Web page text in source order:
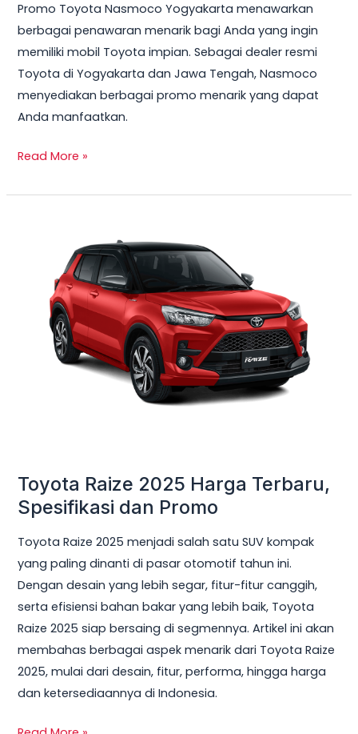
Promo Toyota Nasmoco Yogyakarta menawarkan
berbagai penawaran menarik bagi Anda yang ingin
memiliki mobil Toyota impian. Sebagai dealer resmi
Toyota di Yogyakarta dan Jawa Tengah, Nasmoco
menyediakan berbagai promo menarik yang dapat
Anda manfaatkan.
Read More »
Toyota Raize 2025 Harga Terbaru,
Spesifikasi dan Promo
Toyota Raize 2025 menjadi salah satu SUV kompak
yang paling dinanti di pasar otomotif tahun ini.
Dengan desain yang lebih segar, fitur-fitur canggih,
serta efisiensi bahan bakar yang lebih baik, Toyota
Raize 2025 siap bersaing di segmennya. Artikel ini akan
membahas berbagai aspek menarik dari Toyota Raize
2025, mulai dari desain, fitur, performa, hingga harga
dan ketersediaannya di Indonesia.
Terbaru,
Spesifikasi